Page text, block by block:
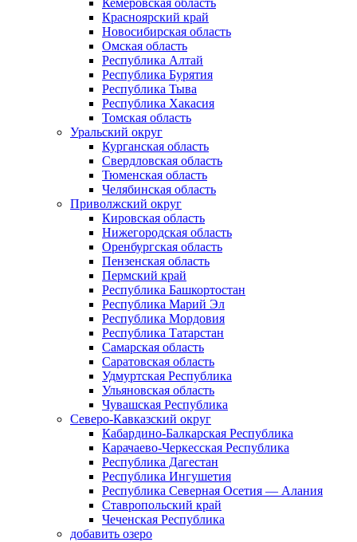
Кемеровская область
Красноярский край
Новосибирская область
Омская область
Республика Алтай
Республика Бурятия
Республика Тыва
Республика Хакасия
Томская область
Уральский округ
Курганская область
Свердловская область
Тюменская область
Челябинская область
Приволжский округ
Кировская область
Нижегородская область
Оренбургская область
Пензенская область
Пермский край
Республика Башкортостан
Республика Марий Эл
Республика Мордовия
Республика Татарстан
Самарская область
Саратовская область
Удмуртская Республика
Ульяновская область
Чувашская Республика
Северо-Кавказский округ
Кабардино-Балкарская Республика
Карачаево-Черкесская Республика
Республика Дагестан
Республика Ингушетия
Республика Северная Осетия — Алания
Ставропольский край
Чеченская Республика
добавить озеро